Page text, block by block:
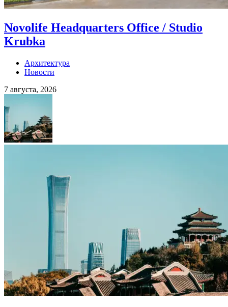
Novolife Headquarters Office / Studio
Krubka
Архитектура
Новости
7 августа, 2026